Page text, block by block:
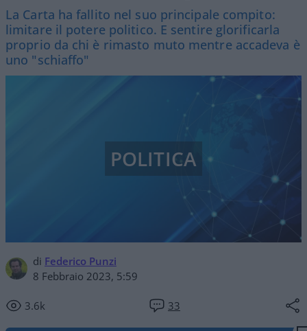
La Carta ha fallito nel suo principale compito:
limitare il potere politico. E sentire glorificarla
proprio da chi è rimasto muto mentre accadeva è
uno "schiaffo"
di Federico Punzi
8 Febbraio 2023, 5:59
3.6k 33
POLITICA